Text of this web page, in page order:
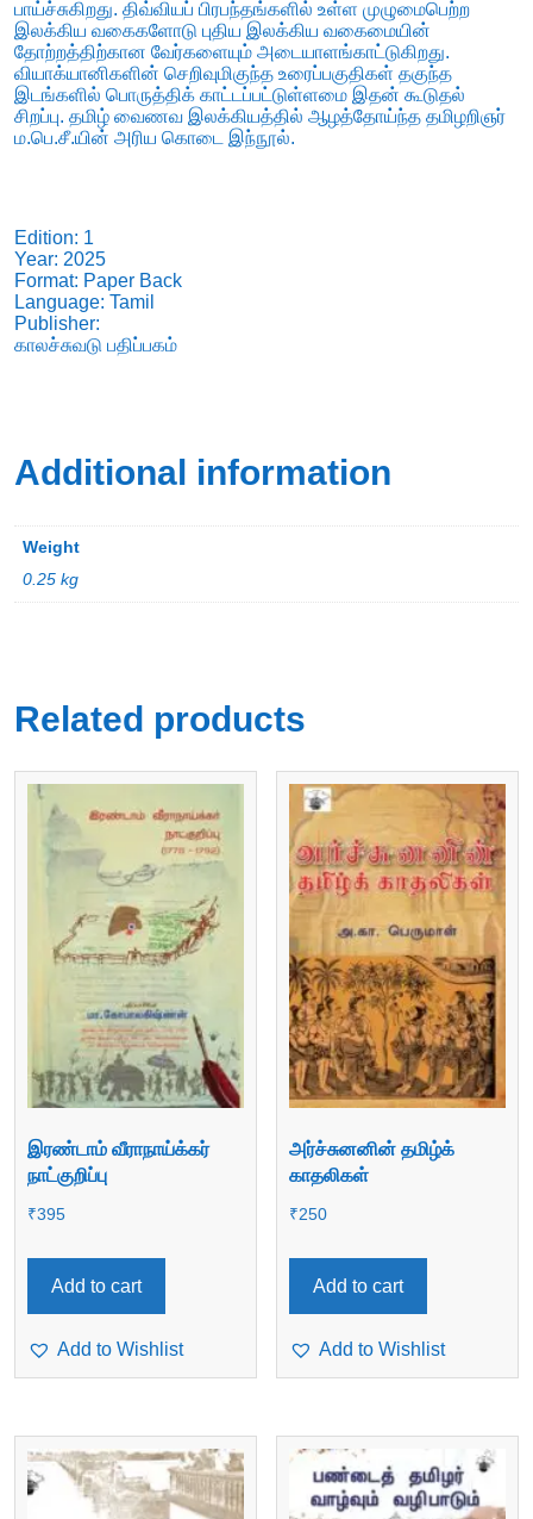
பாய்ச்சுகிறது. திவ்வியப் பிரபந்தங்களில் உள்ள முழுமைபெற்ற
இலக்கிய வகைகளோடு புதிய இலக்கிய வகைமையின்
தோற்றத்திற்கான வேர்களையும் அடையாளங்காட்டுகிறது.
வியாக்யானிகளின் செறிவுமிகுந்த உரைப்பகுதிகள் தகுந்த
இடங்களில் பொருத்திக் காட்டப்பட்டுள்ளமை இதன் கூடுதல்
சிறப்பு. தமிழ் வைணவ இலக்கியத்தில் ஆழத்தோய்ந்த தமிழறிஞர்
ம.பெ.சீ.யின் அரிய கொடை இந்நூல்.
Edition: 1
Year: 2025
Format: Paper Back
Language: Tamil
Publisher:
காலச்சுவடு பதிப்பகம்
Additional information
Weight
0.25 kg
Related products
இரண்டாம் வீராநாய்க்கர்
நாட்குறிப்பு
₹395
Add to cart
Add to Wishlist
அர்ச்சுனனின் தமிழ்க்
காதலிகள்
₹250
Add to cart
Add to Wishlist